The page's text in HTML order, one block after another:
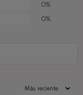
0%
0%